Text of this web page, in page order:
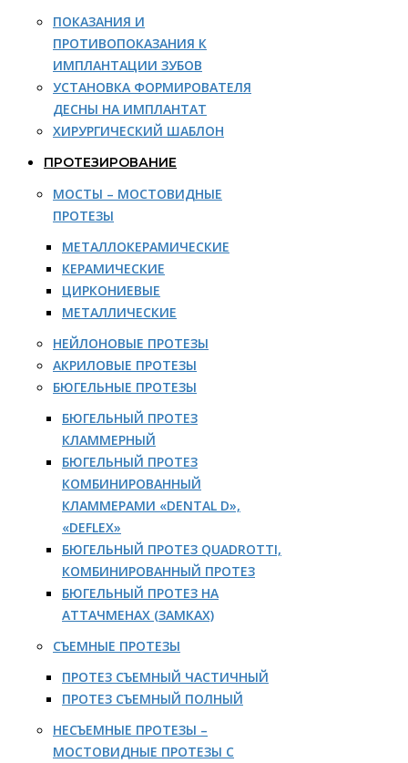
ПОКАЗАНИЯ И
ПРОТИВОПОКАЗАНИЯ К
ИМПЛАНТАЦИИ ЗУБОВ
УСТАНОВКА ФОРМИРОВАТЕЛЯ
ДЕСНЫ НА ИМПЛАНТАТ
ХИРУРГИЧЕСКИЙ ШАБЛОН
ПРОТЕЗИРОВАНИЕ
МОСТЫ – МОСТОВИДНЫЕ
ПРОТЕЗЫ
МЕТАЛЛОКЕРАМИЧЕСКИЕ
КЕРАМИЧЕСКИЕ
ЦИРКОНИЕВЫЕ
МЕТАЛЛИЧЕСКИЕ
НЕЙЛОНОВЫЕ ПРОТЕЗЫ
АКРИЛОВЫЕ ПРОТЕЗЫ
БЮГЕЛЬНЫЕ ПРОТЕЗЫ
БЮГЕЛЬНЫЙ ПРОТЕЗ
КЛАММЕРНЫЙ
БЮГЕЛЬНЫЙ ПРОТЕЗ
КОМБИНИРОВАННЫЙ
КЛАММЕРАМИ «DENTAL D»,
«DEFLEX»
БЮГЕЛЬНЫЙ ПРОТЕЗ QUADROTTI,
КОМБИНИРОВАННЫЙ ПРОТЕЗ
БЮГЕЛЬНЫЙ ПРОТЕЗ НА
АТТАЧМЕНАХ (ЗАМКАХ)
СЪЕМНЫЕ ПРОТЕЗЫ
ПРОТЕЗ СЪЕМНЫЙ ЧАСТИЧНЫЙ
ПРОТЕЗ СЪЕМНЫЙ ПОЛНЫЙ
НЕСЪЕМНЫЕ ПРОТЕЗЫ –
МОСТОВИДНЫЕ ПРОТЕЗЫ С